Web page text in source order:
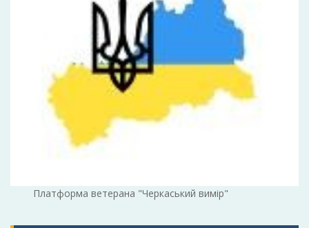
Платформа ветерана "Черкаський вимір"